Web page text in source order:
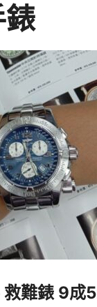
難錶 9成